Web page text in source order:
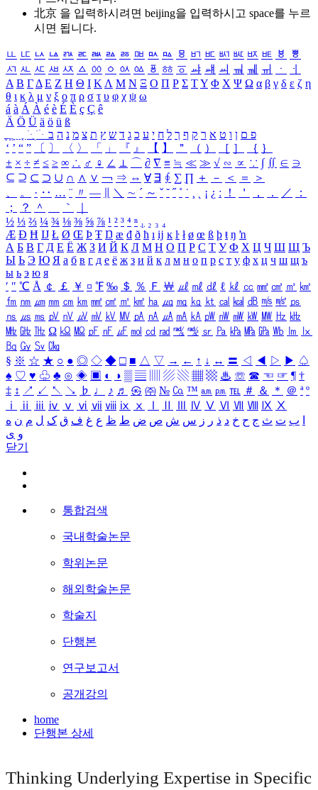
北京 을 입력하시려면 beijing을 입력하시고 space를 누르
시면 됩니다.
ㅥ ㅦ ㅧ ㅨ ㅩ ㅪ ㅫ ㅬ ㅭ ㅮ ㅯ ㅰ ㅱ ㅲ ㅳ ㅴ ㅵ ㅶ ㅷ ㅸ
ㅹ
ㅺ ㅻ ㅼ ㅽ ㅾ ㅿ ㆀ ㆁ ㆂ ㆃ ㆄ ㆅ ㆆ ㆇ ㆈ ㆉ ㆊ ㆋ ㆌ ㆍ
ㆎ
Α Β ΓΔ Ε Ζ Η Θ Ι ΚΛ Μ Ν Ξ Ο Π Ρ Σ ΤΥ Φ Χ Ψ Ω α β γ δ ε ζ η
θ ι κ λ μ ν ξ ο π ρ σ τ υ φ χ ψ ω
á à Á À é è É È ç Ç ê
Ä Ö Ü ä ö ü ß
ִֶֹ ֻּ ׁׂ פ ם ן ו ט א ר ק ף ך ל ח י ע כ ג ד ש ץ ת צ מ נ ה ב
‘ ’ “ ” 〔 〕 〈 〉 「 」 『 』 【 】 ＂ （ ） ［ ］ ｛ ｝
± × ÷ ≠ ≤ ≥ ∞ ∴ ♂ ♀ ∠ ⊥ ⌒ ∂ ∇ ≡ ≒ ≪ ≫ √ ∽ ∝ ∵ ∫ ∬ ∈ ∋
⊆ ⊇ ⊂ ⊃ ∪ ∩ ∧ ∨ ￢ ⇒ ⇔ ∀ ∃ ∮ ∑ ∏ ＋ － ＜ ＝
＞
、
。 · ‥ … ¨ 〃 ― ＼ ∼ ´ ～ ˇ ˘ ˝ ˚ ˙ ¸ ¡ ¿ ː ！ ＇ ， ． ／
：
；
？ ＾ ｀
½ ⅓ ⅔ ¼ ¾ ⅛ ⅜ ⅝ ⅞ ¹ ² ³ ⁴ ⁿ ₁ ₂ ₃ ₄
Æ Ð Ħ Ĳ Ł Ø Œ Þ Ŧ Ŋ æ đ ð ħ ı ĳ ĸ ŀ ł ø œ ß þ ŧ ŋ ŉ
А Б В Г Д Е Ё Ж З И Й К Л М Н О П Р С Т У Ф Х Ц Ч Ш Щ Ъ
Ы Ь Э Ю Я а б в г д е ё ж з и й к л м н о п р с т у ф х ц ч ш щ ъ
ы ь э ю я
′ ″ ℃ Å ￠ ￡ ￥ ¤ ℉ ‰ ＄ ％ Ｆ ￦ ㎕ ㎖ ㎗ ℓ ㎘ ㏄ ㎣ ㎤ ㎥ ㎦
㎙ ㎚ ㎛ ㎜ ㎝ ㎞ ㎟ ㎠ ㎡ ㎢ ㏊ ㎍ ㎎ ㎏ ㏏ ㎈ ㎉ ㏈ ㎧ ㎨ ㎰
㎱ ㎲ ㎳ ㎴ ㎵ ㎶ ㎷ ㎸ ㎹ ㎀ ㎁ ㎂ ㎃ ㎄ ㎺ ㎻ ㎽ ㎾ ㎿ ㎐ ㎑
㎒ ㎓ ㎔ Ω ㏀ ㏁ ㎊ ㎋ ㎌ ㏖ ㏅ ㎭ ㎮ ㎯ ㏛ ㎩ ㎪ ㎫ ㎬ ㏝ ㏐
㏓
㏃ ㏉ ㏜ ㏆
§ ※ ☆ ★ ○ ● ◎ ◇ ◆ □ ■ △ ▽ → ← ↑ ↓ ↔ 〓 ◁ ◀ ▷ ▶ ♤
♠ ♡ ♥ ♧ ♣ ⊙ ◈ ▣ ◐ ◑ ▒ ▤ ▨ ▧ ▦ ▩ ♨ ☏ ☎ ☜ ☞ ¶ †
‡ ↕ ↗ ↙ ↖ ↘ ♭ ♩ ♪ ♬ ㉿ ㈜ № ㏇ ™ ㏂ ㏘ ℡ ＃ ＆ ＊ ＠ ª º
ⅰ
ⅱ ⅲ ⅳ ⅴ ⅵ ⅶ ⅷ ⅸ ⅹ Ⅳ Ⅴ Ⅵ Ⅶ Ⅷ Ⅸ Ⅹ
ب ت ث ج ح خ د ذ ر ز س ش ص ض ط ظ ع غ ف ق ک ل م ن ه
و ی
닫기
통합검색
국내학술논문
학위논문
해외학술논문
학술지
단행본
연구보고서
공개강의
home
단행본 상세
Thinking Underlying Expertise in Specific